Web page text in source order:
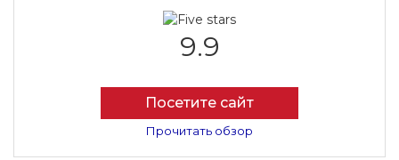
9.9
Посетите сайт
Прочитать обзор